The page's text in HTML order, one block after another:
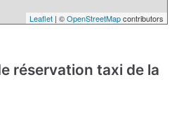
Leaflet| ©OpenStreetMapcontributors
réservation taxi de la